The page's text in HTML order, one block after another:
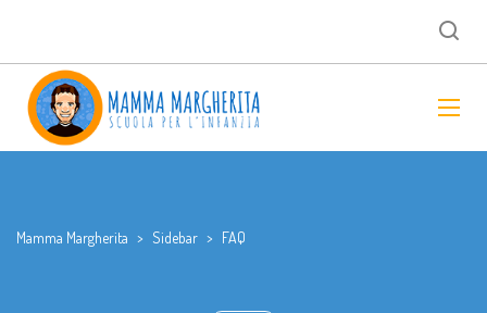
Mamma Margherita > Sidebar > FAQ